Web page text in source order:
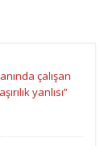
çalışan
yanlısı”